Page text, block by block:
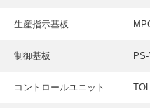
お客様インタビュー
RECRUIT
生産指示基板
制御基板
コントロールユニット